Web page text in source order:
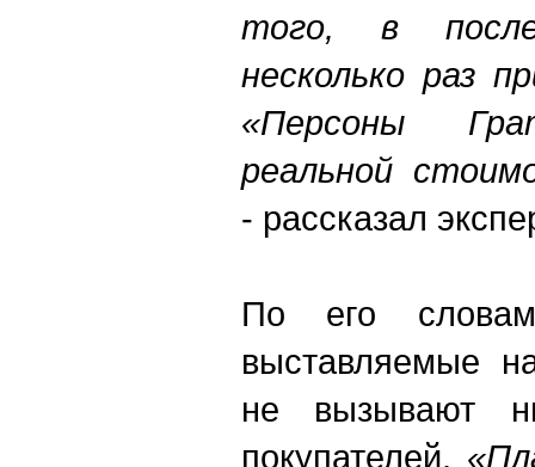
того, в
несколько раз
«Персоны
реальной
- рассказал
По его
выставляемые
не вызывают
покупателей.